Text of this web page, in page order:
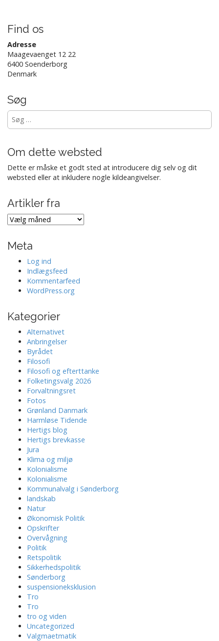
a
t
i
o
Find os
Adresse
Maagevaenget 12 22
6400 Soenderborg
Denmark
Søg
Søg
efter:
Om dette websted
Dette er måske et godt sted at introducere dig selv og dit
websted eller at inkludere nogle kildeangivelser.
Artikler fra
Artikler
fra
Meta
Log ind
Indlægsfeed
Kommentarfeed
WordPress.org
Kategorier
Alternativet
Anbringelser
Byrådet
Filosofi
Filosofi og efterttanke
Folketingsvalg 2026
Forvaltningsret
Fotos
Grønland Danmark
Harmløse Tidende
Hertigs blog
Hertigs brevkasse
Jura
Klima og miljø
Kolonialisme
Kolonialisme
Kommunalvalg i Sønderborg
landskab
Natur
Økonomisk Politik
Opskrifter
Overvågning
Politik
Retspolitik
Sikkerhedspolitik
Sønderborg
suspensioneksklusion
Tro
Tro
tro og viden
Uncategorized
Valgmaetmatik